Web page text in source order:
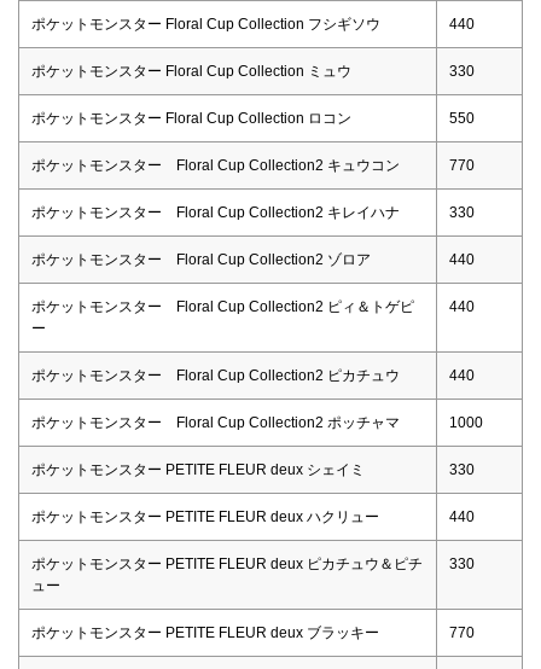
ポケットモンスター Floral Cup Collection フシギソウ 440
ポケットモンスター Floral Cup Collection ミュウ 330
ポケットモンスター Floral Cup Collection ロコン 550
ポケットモンスター Floral Cup Collection2 キュウコン 770
ポケットモンスター Floral Cup Collection2 キレイハナ 330
ポケットモンスター Floral Cup Collection2 ゾロア 440
ポケットモンスター Floral Cup Collection2 ピィ＆トゲピ
ー
440
ポケットモンスター Floral Cup Collection2 ピカチュウ 440
ポケットモンスター Floral Cup Collection2 ポッチャマ 1000
ポケットモンスター PETITE FLEUR deux シェイミ 330
ポケットモンスター PETITE FLEUR deux ハクリュー 440
ポケットモンスター PETITE FLEUR deux ピカチュウ＆ピチ
ュー
330
ポケットモンスター PETITE FLEUR deux ブラッキー 770